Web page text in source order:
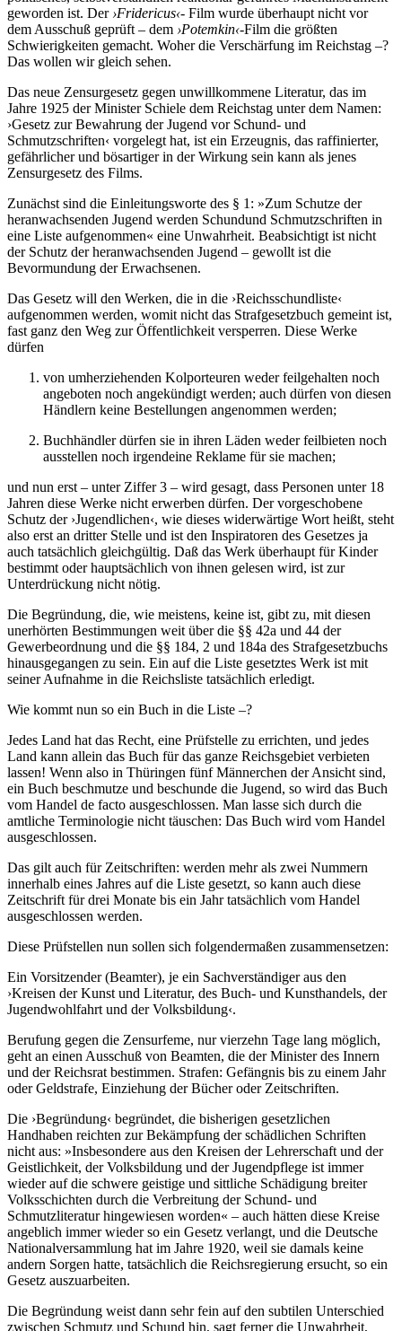
geworden ist. Der ›Fridericus‹- Film wurde überhaupt nicht vor
dem Ausschuß geprüft – dem ›Potemkin‹-Film die größten
Schwierigkeiten gemacht. Woher die Verschärfung im Reichstag –?
Das wollen wir gleich sehen.
Das neue Zensurgesetz gegen unwillkommene Literatur, das im
Jahre 1925 der Minister Schiele dem Reichstag unter dem Namen:
›Gesetz zur Bewahrung der Jugend vor Schund- und
Schmutzschriften‹ vorgelegt hat, ist ein Erzeugnis, das raffinierter,
gefährlicher und bösartiger in der Wirkung sein kann als jenes
Zensurgesetz des Films.
Zunächst sind die Einleitungsworte des § 1: »Zum Schutze der
heranwachsenden Jugend werden Schundund Schmutzschriften in
eine Liste aufgenommen« eine Unwahrheit. Beabsichtigt ist nicht
der Schutz der heranwachsenden Jugend – gewollt ist die
Bevormundung der Erwachsenen.
Das Gesetz will den Werken, die in die ›Reichsschundliste‹
aufgenommen werden, womit nicht das Strafgesetzbuch gemeint ist,
fast ganz den Weg zur Öffentlichkeit versperren. Diese Werke
dürfen
von umherziehenden Kolporteuren weder feilgehalten noch
angeboten noch angekündigt werden; auch dürfen von diesen
Händlern keine Bestellungen angenommen werden;
Buchhändler dürfen sie in ihren Läden weder feilbieten noch
ausstellen noch irgendeine Reklame für sie machen;
und nun erst – unter Ziffer 3 – wird gesagt, dass Personen unter 18
Jahren diese Werke nicht erwerben dürfen. Der vorgeschobene
Schutz der ›Jugendlichen‹, wie dieses widerwärtige Wort heißt, steht
also erst an dritter Stelle und ist den Inspiratoren des Gesetzes ja
auch tatsächlich gleichgültig. Daß das Werk überhaupt für Kinder
bestimmt oder hauptsächlich von ihnen gelesen wird, ist zur
Unterdrückung nicht nötig.
Die Begründung, die, wie meistens, keine ist, gibt zu, mit diesen
unerhörten Bestimmungen weit über die §§ 42a und 44 der
Gewerbeordnung und die §§ 184, 2 und 184a des Strafgesetzbuchs
hinausgegangen zu sein. Ein auf die Liste gesetztes Werk ist mit
seiner Aufnahme in die Reichsliste tatsächlich erledigt.
Wie kommt nun so ein Buch in die Liste –?
Jedes Land hat das Recht, eine Prüfstelle zu errichten, und jedes
Land kann allein das Buch für das ganze Reichsgebiet verbieten
lassen! Wenn also in Thüringen fünf Männerchen der Ansicht sind,
ein Buch beschmutze und beschunde die Jugend, so wird das Buch
vom Handel de facto ausgeschlossen. Man lasse sich durch die
amtliche Terminologie nicht täuschen: Das Buch wird vom Handel
ausgeschlossen.
Das gilt auch für Zeitschriften: werden mehr als zwei Nummern
innerhalb eines Jahres auf die Liste gesetzt, so kann auch diese
Zeitschrift für drei Monate bis ein Jahr tatsächlich vom Handel
ausgeschlossen werden.
Diese Prüfstellen nun sollen sich folgendermaßen zusammensetzen:
Ein Vorsitzender (Beamter), je ein Sachverständiger aus den
›Kreisen der Kunst und Literatur, des Buch- und Kunsthandels, der
Jugendwohlfahrt und der Volksbildung‹.
Berufung gegen die Zensurfeme, nur vierzehn Tage lang möglich,
geht an einen Ausschuß von Beamten, die der Minister des Innern
und der Reichsrat bestimmen. Strafen: Gefängnis bis zu einem Jahr
oder Geldstrafe, Einziehung der Bücher oder Zeitschriften.
Die ›Begründung‹ begründet, die bisherigen gesetzlichen
Handhaben reichten zur Bekämpfung der schädlichen Schriften
nicht aus: »Insbesondere aus den Kreisen der Lehrerschaft und der
Geistlichkeit, der Volksbildung und der Jugendpflege ist immer
wieder auf die schwere geistige und sittliche Schädigung breiter
Volksschichten durch die Verbreitung der Schund- und
Schmutzliteratur hingewiesen worden« – auch hätten diese Kreise
angeblich immer wieder so ein Gesetz verlangt, und die Deutsche
Nationalversammlung hat im Jahre 1920, weil sie damals keine
andern Sorgen hatte, tatsächlich die Reichsregierung ersucht, so ein
Gesetz auszuarbeiten.
Die Begründung weist dann sehr fein auf den subtilen Unterschied
zwischen Schmutz und Schund hin, sagt ferner die Unwahrheit,